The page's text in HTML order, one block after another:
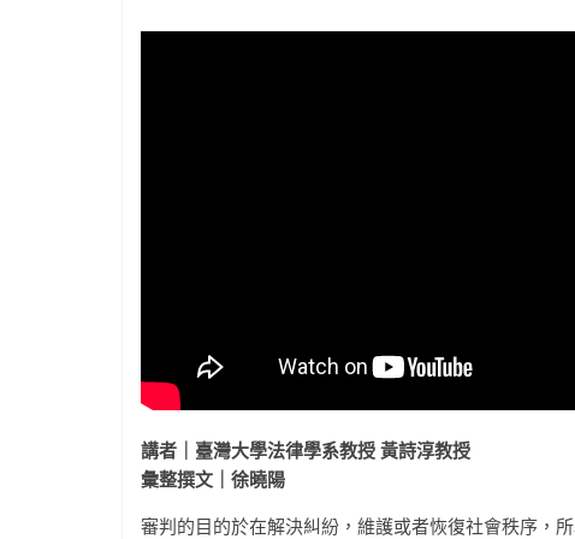
講者｜臺灣大學法律學系教授 黃詩淳教授
彙整撰文｜徐曉陽
審判的目的於在解決糾紛，維護或者恢復社會秩序，